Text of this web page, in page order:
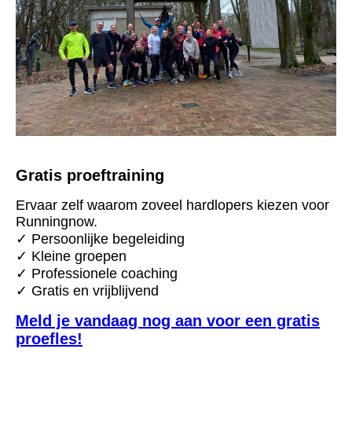
Gratis proeftraining
Ervaar zelf waarom zoveel hardlopers kiezen voor
Runningnow.
✓ Persoonlijke begeleiding
✓ Kleine groepen
✓ Professionele coaching
✓ Gratis en vrijblijvend
Meld je vandaag nog aan voor een gratis
proefles!